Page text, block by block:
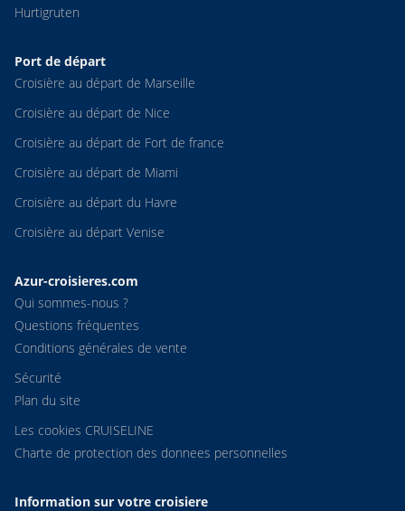
Hurtigruten
Port de départ
Croisière au départ de Marseille
Croisière au départ de Nice
Croisière au départ de Fort de france
Croisière au départ de Miami
Croisière au départ du Havre
Croisière au départ Venise
Azur-croisieres.com
Qui sommes-nous ?
Questions fréquentes
Conditions générales de vente
Sécurité
Plan du site
Les cookies CRUISELINE
Charte de protection des donnees personnelles
Information sur votre croisiere